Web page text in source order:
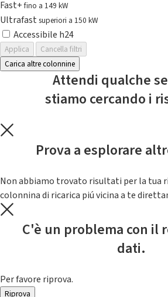
Fast+fino a 149 kW
Ultrafast superiori a 150 kW
Accessibile h24
Applica
Cancella filtri
Carica altre colonnine
Attendi qualche
stiamo cercando i
Prova a esplorare
Non abbiamo trovato risultati per la tua
colonnina di ricarica piú vicina a te
C'è un problema con il
dati.
Per favore riprova.
Riprova